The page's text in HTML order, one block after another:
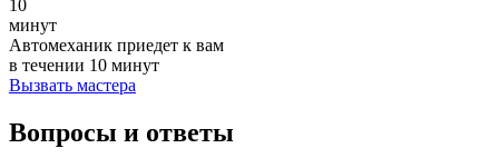
10
минут
Автомеханик приедет к вам
в течении 10 минут
Вызвать мастера
Вопросы и ответы